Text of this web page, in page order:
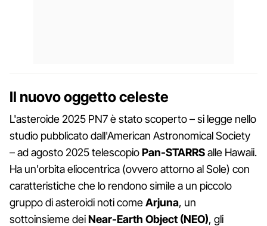
Il nuovo oggetto celeste
L'asteroide 2025 PN7 è stato scoperto – si legge nello
studio pubblicato dall'American Astronomical Society
– ad agosto 2025 telescopioPan-STARRSalle Hawaii.
Ha un'orbita eliocentrica (ovvero attorno al Sole) con
caratteristiche che lo rendono simile a un piccolo
gruppo di asteroidi noti comeArjuna, un
sottoinsieme deiNear-Earth Object (NEO), gli